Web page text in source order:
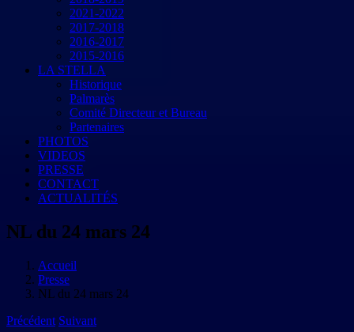
2021-2022
2017-2018
2016-2017
2015-2016
LA STELLA
Historique
Palmarès
Comité Directeur et Bureau
Partenaires
PHOTOS
VIDEOS
PRESSE
CONTACT
ACTUALITÉS
NL du 24 mars 24
Accueil
Presse
NL du 24 mars 24
Précédent Suivant